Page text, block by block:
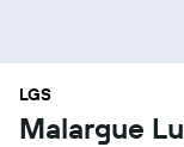
LGS
Malargue